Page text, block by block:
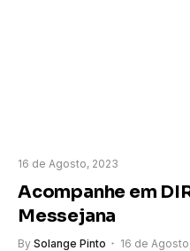
16 de Agosto, 2023
Acompanhe em
Messejana
By Solange Pinto 16 de